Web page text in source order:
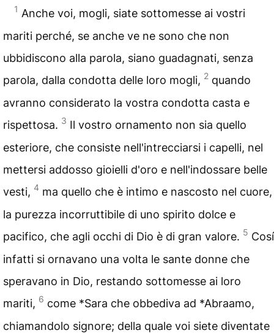
1 Anche voi, mogli, siate sottomesse ai vostri
mariti perché, se anche ve ne sono che non
ubbidiscono alla parola, siano guadagnati, senza
parola, dalla condotta delle loro mogli, 2 quando
avranno considerato la vostra condotta casta e
rispettosa. 3 Il vostro ornamento non sia quello
esteriore, che consiste nell'intrecciarsi i capelli, nel
mettersi addosso gioielli d'oro e nell'indossare belle
vesti, 4 ma quello che è intimo e nascosto nel cuore,
la purezza incorruttibile di uno spirito dolce e
pacifico, che agli occhi di Dio è di gran valore. 5 Cosí
infatti si ornavano una volta le sante donne che
speravano in Dio, restando sottomesse ai loro
mariti, 6 come *Sara che obbediva ad *Abraamo,
chiamandolo signore; della quale voi siete diventate